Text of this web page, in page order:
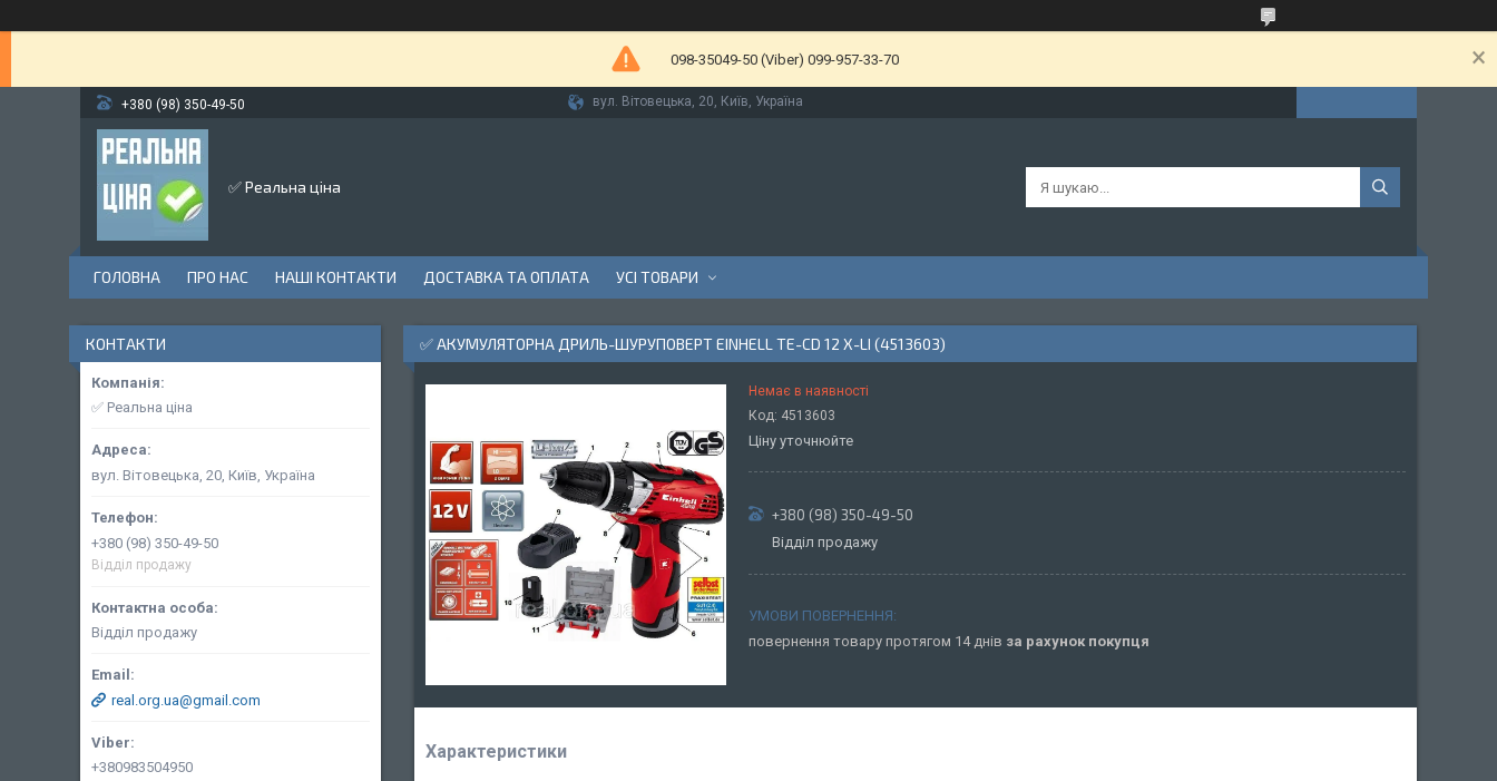
098-35049-50 (Viber) 099-957-33-70
+380 (98) 350-49-50 вул. Вітовецька, 20, Київ, Україна
✅ Реальна ціна
ГОЛОВНА ПРО НАС НАШІ КОНТАКТИ ДОСТАВКА ТА ОПЛАТА УСІ ТОВАРИ
✅ АКУМУЛЯТОРНА ДРИЛЬ-ШУРУПОВЕРТ EINHELL TE-CD 12 X-LI (4513603)
Немає в наявності
Код: 4513603
Ціну уточнюйте
+380 (98) 350-49-50
Відділ продажу
повернення товару протягом 14 днів за рахунок покупця
Характеристики
КОНТАКТИ
✅ Реальна ціна
вул. Вітовецька, 20, Київ, Україна
+380 (98) 350-49-50
Відділ продажу
Відділ продажу
real.org.ua@gmail.com
+380983504950